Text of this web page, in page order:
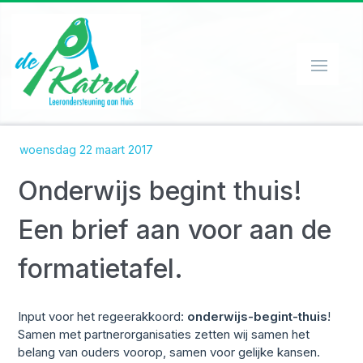
HOME
ORGANISATIE
WERKWIJZE
SPEEL-O-THEEK
CONTACT
NIEUWS
woensdag 22 maart 2017
Onderwijs begint thuis!
Een brief aan voor aan de
formatietafel.
Input voor het regeerakkoord: onderwijs-begint-thuis!
Samen met partnerorganisaties zetten wij samen het
belang van ouders voorop, samen voor gelijke kansen.